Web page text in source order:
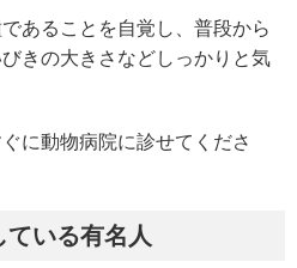
あることを自覚し、普段から
きの大きさなどしっかりと気
に動物病院に診せてくださ
いる有名人